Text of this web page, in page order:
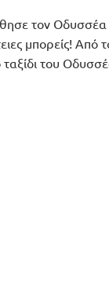
τον
μπορείς!
του